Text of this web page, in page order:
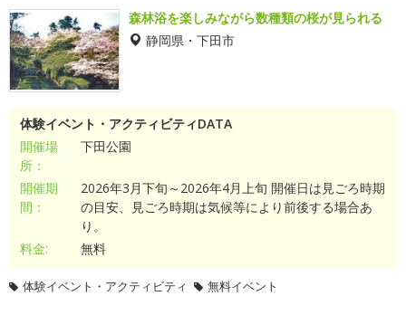
森林浴を楽しみながら数種類の桜が見られる
静岡県・下田市
体験イベント・アクティビティDATA
開催場
所：
下田公園
開催期
間：
2026年3月下旬～2026年4月上旬 開催日は見ごろ時期
の目安、見ごろ時期は気候等により前後する場合あ
り。
料金:
無料
体験イベント・アクティビティ 無料イベント